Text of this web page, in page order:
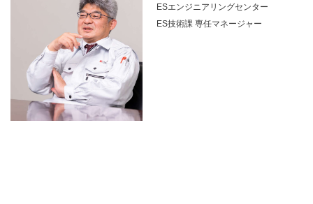
ESエンジニアリングセンター
ES技術課 専任マネージャー